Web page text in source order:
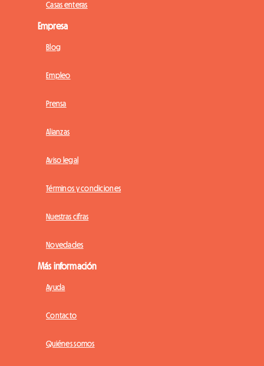
Casas enteras
Empresa
Blog
Empleo
Prensa
Alianzas
Aviso legal
Términos y condiciones
Nuestras cifras
Novedades
Más información
Ayuda
Contacto
Quiénes somos